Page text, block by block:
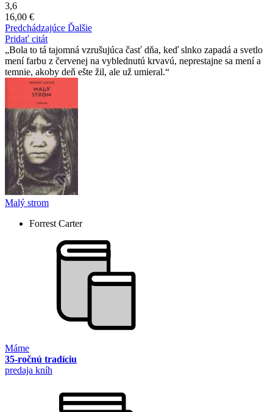
3,6
16,00 €
Predchádzajúce Ďalšie
Pridať citát
Bola to tá tajomná vzrušujúca časť dňa, keď slnko zapadá a svetlo
mení farbu z červenej na vyblednutú krvavú, neprestajne sa mení a
temnie, akoby deň ešte žil, ale už umieral.
Malý strom
Forrest Carter
Máme
35-ročnú tradíciu
predaja kníh